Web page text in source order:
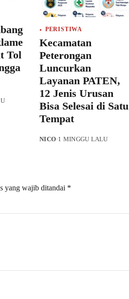
Tol
PERISTIWA
Kecamatan
Peterongan
Luncurkan
Layanan PATEN,
12 Jenis Urusan
Bisa Selesai di Satu
Tempat
NICO·1 MINGGU LALU
yang wajib ditandai *